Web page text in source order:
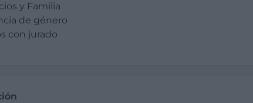
y Familia
de género
con jurado